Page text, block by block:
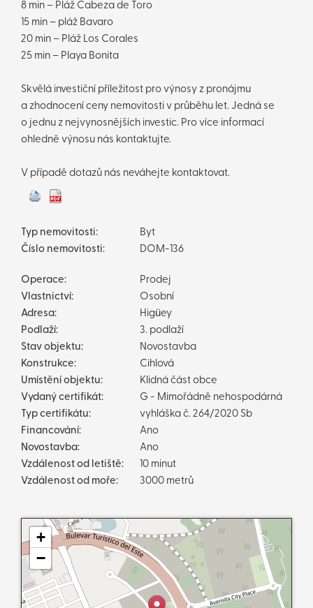
8 min – Pláž Cabeza de Toro
15 min – pláž Bavaro
20 min – Pláž Los Corales
25 min – Playa Bonita
Skvělá investiční příležitost pro výnosy z pronájmu
a zhodnocení ceny nemovitosti v průběhu let. Jedná se
o jednu z nejvynosnějších investic. Pro více informací
ohledně výnosu nás kontaktujte.
V případě dotazů nás neváhejte kontaktovat.
Typ nemovitosti:
Byt
Číslo nemovitosti:
DOM-136
Operace:
Prodej
Vlastnictví:
Osobní
Adresa:
Higüey
Podlaží:
3. podlaží
Stav objektu:
Novostavba
Konstrukce:
Cihlová
Umístění objektu:
Klidná část obce
Vydaný certifikát:
G - Mimořádně nehospodárná
Typ certifikátu:
vyhláška č. 264/2020 Sb
Financování:
Ano
Novostavba:
Ano
Vzdálenost od letiště:
10 minut
Vzdálenost od moře:
3000 metrů
+
−